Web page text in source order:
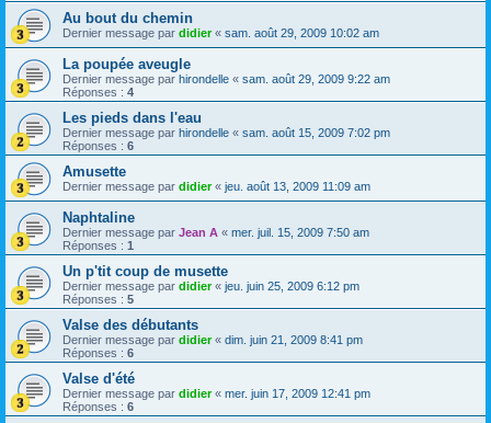
Au bout du chemin
Dernier message par didier« sam. août 29, 2009 10:02 am
La poupée aveugle
Dernier message par hirondelle « sam. août 29, 2009 9:22 am
Réponses : 4
Les pieds dans l'eau
Dernier message par hirondelle « sam. août 15, 2009 7:02 pm
Réponses : 6
Amusette
Dernier message par didier« jeu. août 13, 2009 11:09 am
Naphtaline
Dernier message par Jean A « mer. juil. 15, 2009 7:50 am
Réponses : 1
Un p'tit coup de musette
Dernier message par didier« jeu. juin 25, 2009 6:12 pm
Réponses : 5
Valse des débutants
Dernier message par didier« dim. juin 21, 2009 8:41 pm
Réponses : 6
Valse d'été
Dernier message par didier« mer. juin 17, 2009 12:41 pm
Réponses : 6